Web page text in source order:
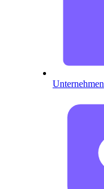
Unternehmen